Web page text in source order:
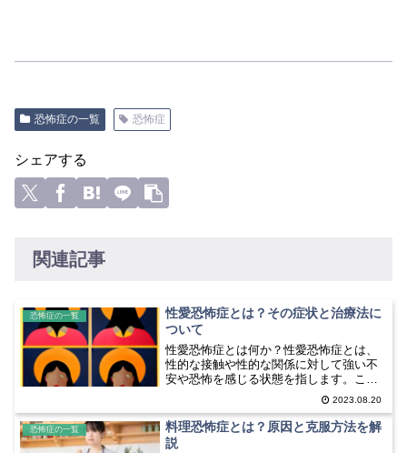
恐怖症の一覧 恐怖症
シェアする
関連記事
恐怖症の一覧
性愛恐怖症とは？その症状と治療法に
ついて
性愛恐怖症とは何か？性愛恐怖症とは、
性的な接触や性的な関係に対して強い不
安や恐怖を感じる状態を指します。この
症状は、個人の性的な嗜好や性的な欲求
に対して抑圧的な影響を与えることがあ
ります。性愛恐怖症は、性的なトラウマ
や性的な虐待の経験、性的...
2023.08.20
恐怖症の一覧
料理恐怖症とは？原因と克服方法を解
説